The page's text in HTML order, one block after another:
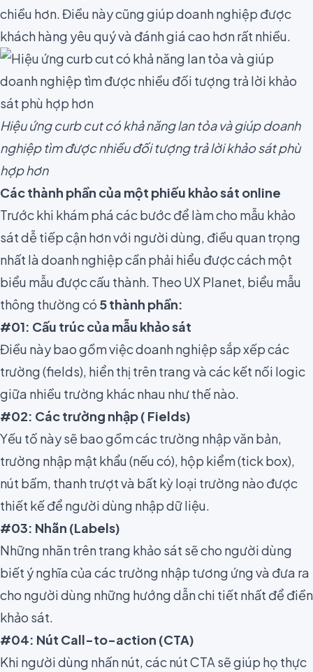
chiều hơn. Điều này cũng giúp doanh nghiệp được
khách hàng yêu quý và đánh giá cao hơn rất nhiều.
Hiệu ứng curb cut có khả năng lan tỏa và giúp doanh
nghiệp tìm được nhiều đối tượng trả lời khảo sát phù
hợp hơn
Các thành phần của một phiếu khảo sát online
Trước khi khám phá các bước để làm cho mẫu khảo
sát dễ tiếp cận hơn với người dùng, điều quan trọng
nhất là doanh nghiệp cần phải hiểu được cách một
biểu mẫu được cấu thành. Theo UX Planet, biểu mẫu
thông thường có 5 thành phần:
#01: Cấu trúc của mẫu khảo sát
Điều này bao gồm việc doanh nghiệp sắp xếp các
trường (fields), hiển thị trên trang và các kết nối logic
giữa nhiều trường khác nhau như thế nào.
#02: Các trường nhập( Fields)
Yếu tố này sẽ bao gồm các trường nhập văn bản,
trường nhập mật khẩu (nếu có), hộp kiểm (tick box),
nút bấm, thanh trượt và bất kỳ loại trường nào được
thiết kế để người dùng nhập dữ liệu.
#03: Nhãn (Labels)
Những nhãn trên trang khảo sát sẽ cho người dùng
biết ý nghĩa của các trường nhập tương ứng và đưa ra
cho người dùng những hướng dẫn chi tiết nhất để điền
khảo sát.
#04: Nút Call-to-action (CTA)
Khi người dùng nhấn nút, các nút CTA sẽ giúp họ thực